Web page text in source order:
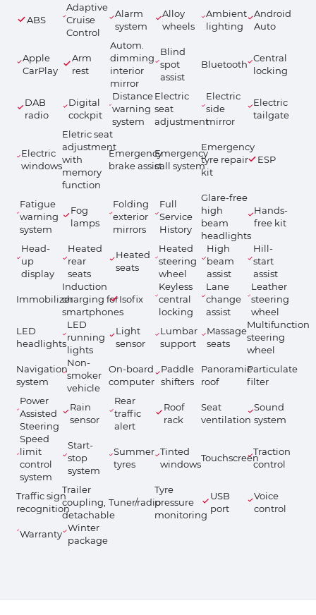
ABS
Adaptive
Cruise
Control
Alarm
system
Alloy
wheels
Ambient
lighting
Android
Auto
Apple
CarPlay
Arm
rest
Autom.
dimming
interior
mirror
Blind
spot
assist
Bluetooth
Central
locking
DAB
radio
Digital
cockpit
Distance
warning
system
Electric
seat
adjustment
Electric
side
mirror
Electric
tailgate
Electric
windows
Eletric seat
adjustment
with
memory
function
Emergency
brake assist
Emergency
call system
Emergency
tyre repair
kit
ESP
Fatigue
warning
system
Fog
lamps
Folding
exterior
mirrors
Full
Service
History
Glare-free
high
beam
headlights
Hands-
free kit
Head-
up
display
Heated
rear
seats
Heated
seats
Heated
steering
wheel
High
beam
assist
Hill-
start
assist
Immobilizer
Induction
charging for
smartphones
Isofix
Keyless
central
locking
Lane
change
assist
Leather
steering
wheel
LED
headlights
LED
running
lights
Light
sensor
Lumbar
support
Massage
seats
Multifunction
steering
wheel
Navigation
system
Non-
smoker
vehicle
On-board
computer
Paddle
shifters
Panoramic
roof
Particulate
filter
Power
Assisted
Steering
Rain
sensor
Rear
traffic
alert
Roof
rack
Seat
ventilation
Sound
system
Speed
limit
control
system
Start-
stop
system
Summer
tyres
Tinted
windows
Touchscreen
Traction
control
Traffic sign
recognition
Trailer
coupling,
detachable
Tuner/radio
Tyre
pressure
monitoring
USB
port
Voice
control
Warranty
Winter
package